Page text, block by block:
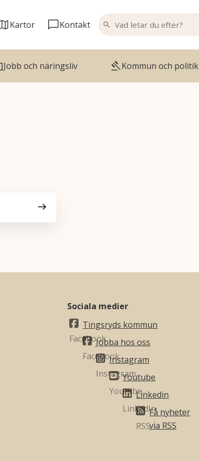
Kartor Kontakt
VAD LETAR DU EFTER?
Jobb och näringsliv Kommun och politik
Sociala medier
Tingsryds kommun
Jobba hos oss
Instagram
Youtube
Linkedin
Få nyheter
via RSS